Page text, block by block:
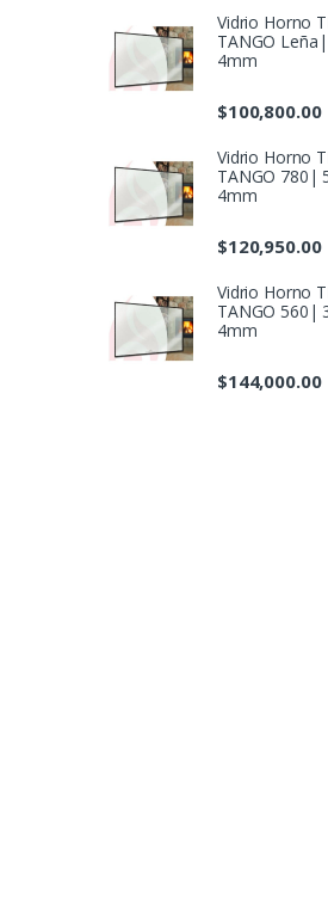
Vidrio Horno
TANGO
4mm
$100,800.00
Vidrio Horno
TANGO 780|
4mm
$120,950.00
Vidrio Horno
TANGO 560|
4mm
$144,000.00